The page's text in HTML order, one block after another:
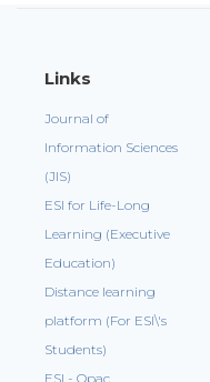
Links
Journal of
Information Sciences
(JIS)
ESI for Life-Long
Learning (Executive
Education)
Distance learning
platform (For ESI\'s
Students)
ESI - Opac